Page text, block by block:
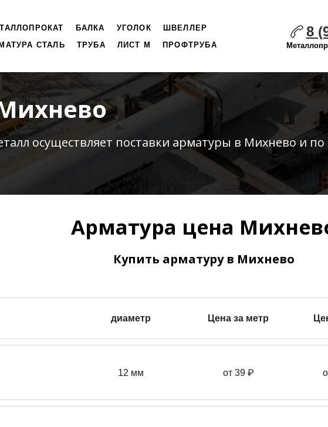
БАЛКА УГОЛОК
ШВЕЛЛЕР
СТАЛЬ
ТРУБА ЛИСТ М ПРОФТРУБА
8
осуществляет поставки арматуры в Михнево и по
Арматура цена
Купить арматуру в Михнево
диаметр Цена за метр
12 мм от 39₽